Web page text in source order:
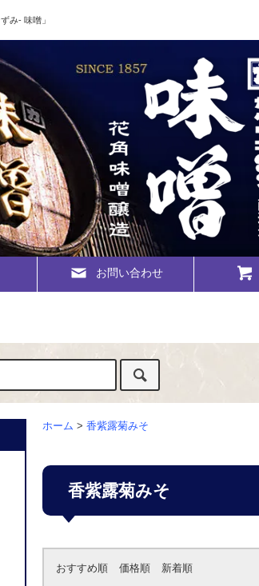
み- 味噌」
お問い合わせ
ホーム > 香紫露菊みそ
香紫露菊みそ
おすすめ順 価格順 新着順